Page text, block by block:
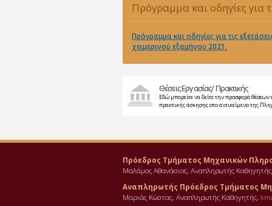
Πρόγραμμα και οδηγίες για
εξετάσεις χειμερινού
Πρόγραμμα και οδηγίες για τις
χειμερινού εξαμήνου 2021.
Θέσεις Εργασίας/ Πρακτικής
Εδώ μπορείτε να δείτε την προσφορά θέσεων
πρακτικής άσκησης στο αντικείμενο της
Πρόεδρος Τμήματος Μηχανικών
Μαλάμος Αθανάσιος, Αναπληρωτής Καθηγητής,
Αναπληρωτής Πρόεδρος Τμήματος
Μαριάς Κώστας, Αναπληρωτής Καθηγητής,